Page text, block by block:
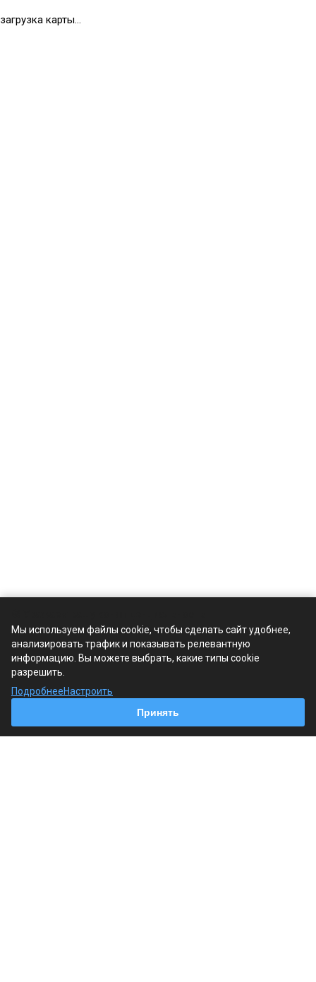
загрузка карты...
Компания
Продукция
Мы используем файлы cookie, чтобы сделать сайт удобнее,
анализировать трафик и показывать релевантную
информацию. Вы можете выбрать, какие типы cookie
разрешить.
ПодробнееНастроить
Принять